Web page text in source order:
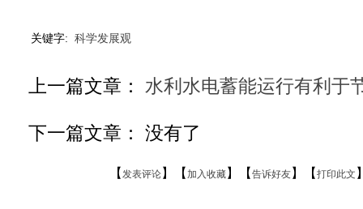
关键字: 科学发展观
上一篇文章： 水利水电蓄能运行有利于
下一篇文章： 没有了
【 发表评论 】【 加入收藏 】【 告诉好友 】【 打印此文